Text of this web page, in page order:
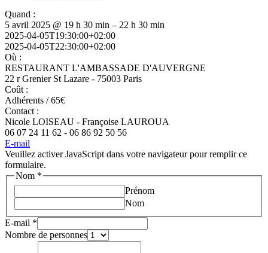
Quand :
5 avril 2025 @ 19 h 30 min – 22 h 30 min
2025-04-05T19:30:00+02:00
2025-04-05T22:30:00+02:00
Où :
RESTAURANT L'AMBASSADE D'AUVERGNE
22 r Grenier St Lazare - 75003 Paris
Coût :
Adhérents / 65€
Contact :
Nicole LOISEAU - Françoise LAUROUA
06 07 24 11 62 - 06 86 92 50 56
E-mail
Veuillez activer JavaScript dans votre navigateur pour remplir ce
formulaire.
Nom *
Prénom
Nom
E-mail *
Nombre de personnes